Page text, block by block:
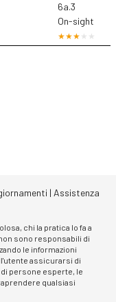
6a.3
On-sight
| Assistenza
chi la pratica lo fa a
sono responsabili di
le informazioni
assicurarsi di
persone esperte, le
qualsiasi